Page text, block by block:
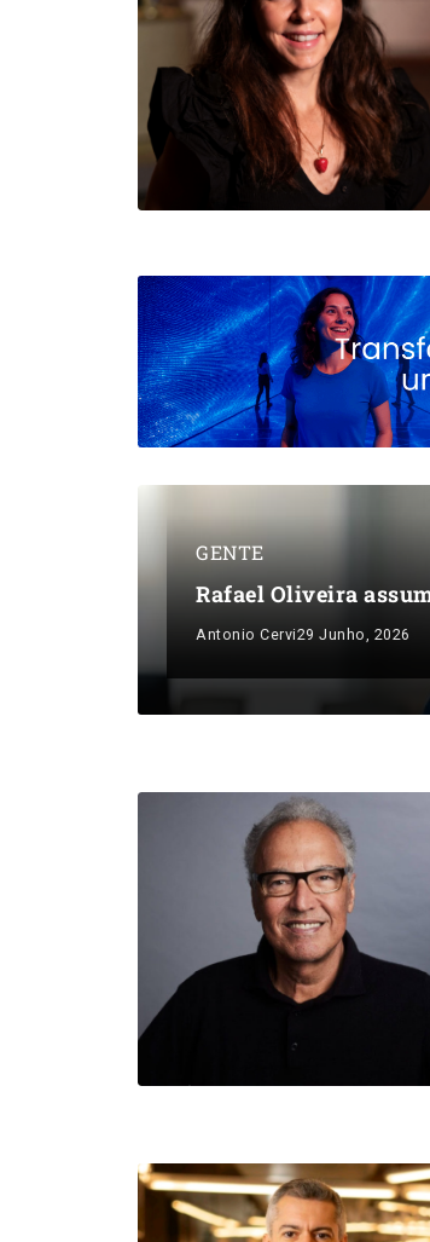
GENTE
Rafael Oliveira
Antonio Cervi29 Junho, 2026